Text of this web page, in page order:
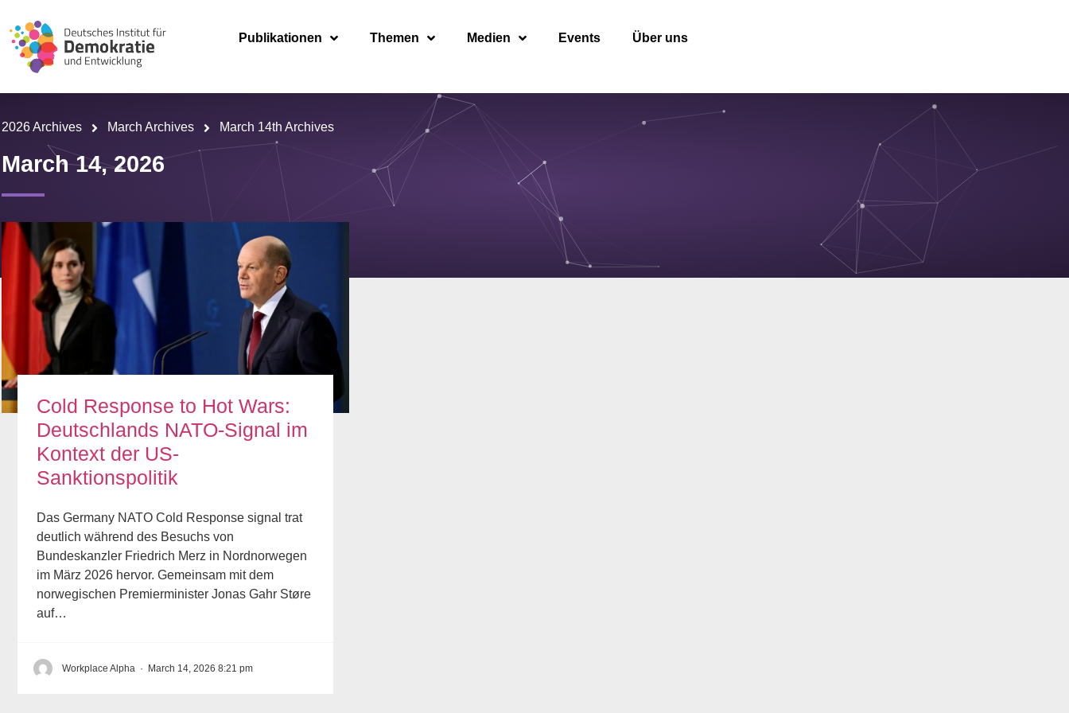
Publikationen Themen Medien Events Über uns
2026 Archives March Archives March 14th Archives
March 14, 2026
Cold Response to Hot Wars:
Deutschlands NATO-Signal im
Kontext der US-
Sanktionspolitik
Das Germany NATO Cold Response signal trat
deutlich während des Besuchs von
Bundeskanzler Friedrich Merz in Nordnorwegen
im März 2026 hervor. Gemeinsam mit dem
norwegischen Premierminister Jonas Gahr Støre
auf…
Workplace Alpha · March 14, 2026 8:21 pm